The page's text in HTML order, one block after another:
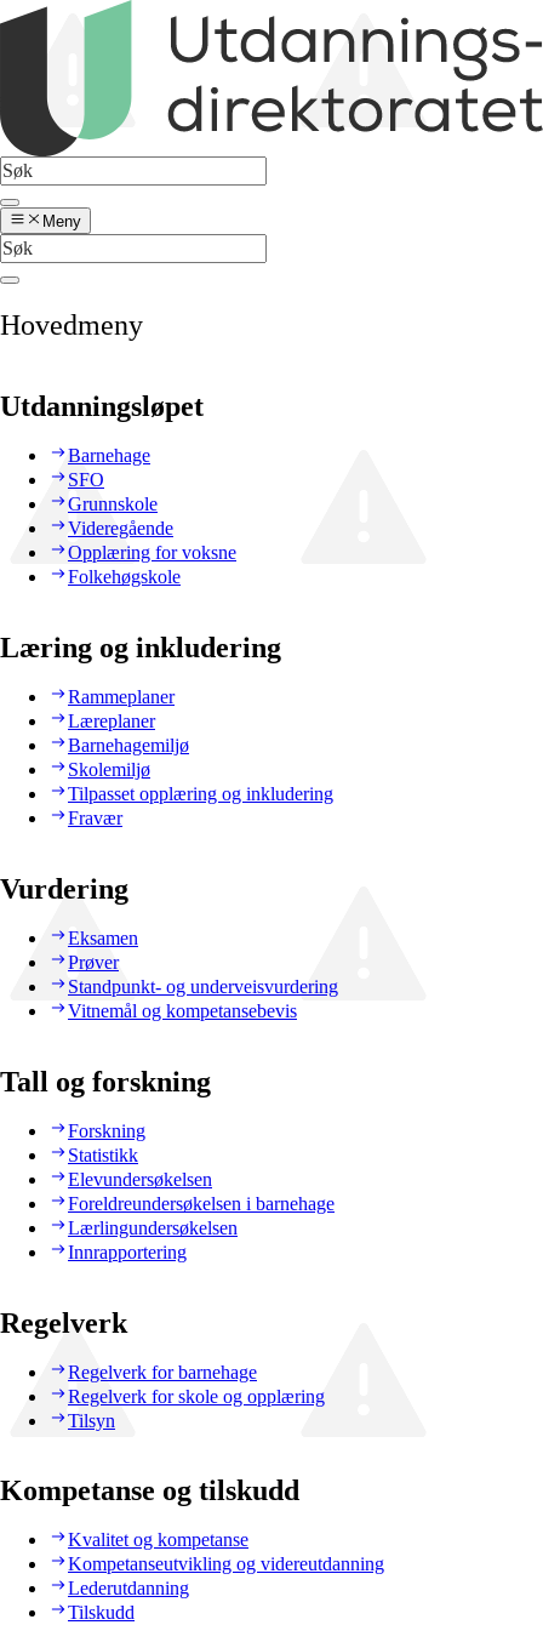
Meny
Hovedmeny
Utdanningsløpet
Barnehage
SFO
Grunnskole
Videregående
Opplæring for voksne
Folkehøgskole
Læring og inkludering
Rammeplaner
Læreplaner
Barnehagemiljø
Skolemiljø
Tilpasset opplæring og inkludering
Fravær
Vurdering
Eksamen
Prøver
Standpunkt- og underveisvurdering
Vitnemål og kompetansebevis
Tall og forskning
Forskning
Statistikk
Elevundersøkelsen
Foreldreundersøkelsen i barnehage
Lærlingundersøkelsen
Innrapportering
Regelverk
Regelverk for barnehage
Regelverk for skole og opplæring
Tilsyn
Kompetanse og tilskudd
Kvalitet og kompetanse
Kompetanseutvikling og videreutdanning
Lederutdanning
Tilskudd